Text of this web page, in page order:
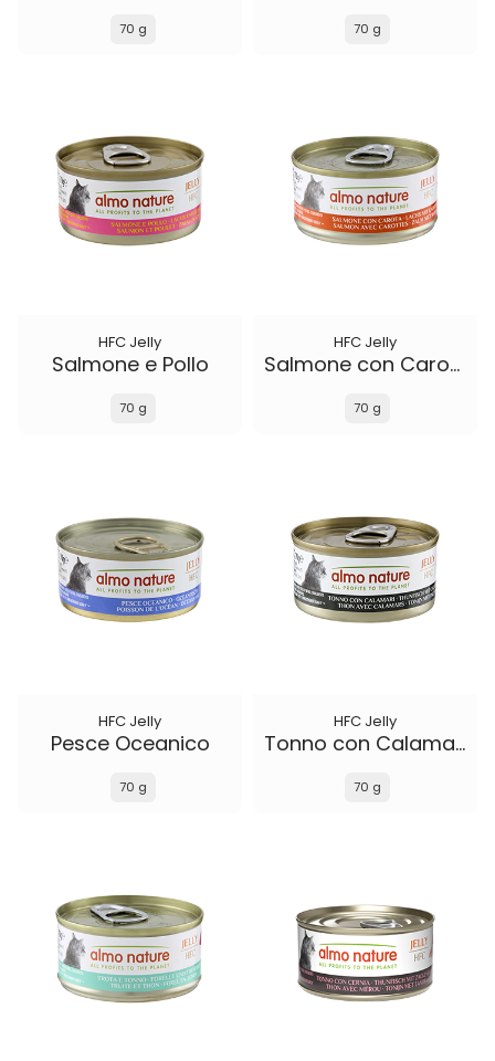
70 g 70 g
HFC Jelly
Salmone e Pollo
70 g
HFC Jelly
Salmone con Carota
70 g
HFC Jelly
Pesce Oceanico
70 g
HFC Jelly
Tonno con Calamari
70 g